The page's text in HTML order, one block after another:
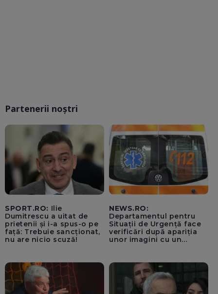
Partenerii noștri
SPORT.RO: Ilie
Dumitrescu a uitat de
prietenii și i-a spus-o pe
față: Trebuie sancționat,
nu are nicio scuză!
NEWS.RO:
Departamentul pentru
Situații de Urgență face
verificări după apariția
unor imagini cu un
pentru cumpărături în
timp ce transporta un
pacient către spital